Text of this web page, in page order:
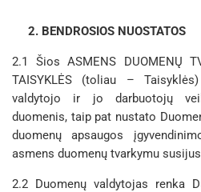
2. BENDROSIOS NUOSTATOS
2.1 Šios ASMENS DUOMENŲ
TAISYKLĖS (toliau –
valdytojo ir jo darbuotojų
duomenis, taip pat nustato
duomenų apsaugos
asmens duomenų tvarkymu
2.2 Duomenų valdytojas renka